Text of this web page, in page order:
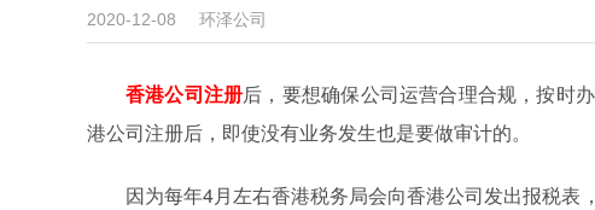
2020-12-08 环泽公司
香港公司注册后，要想确保公司运营合理合规，按时
港公司注册后，即使没有业务发生也是要做审计的。
因为每年4月左右香港税务局会向香港公司发出报税